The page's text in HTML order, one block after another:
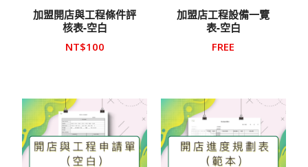
加盟開店與工程條件評
核表-空白
NT$100
加盟店工程設備一覽
表-空白
FREE